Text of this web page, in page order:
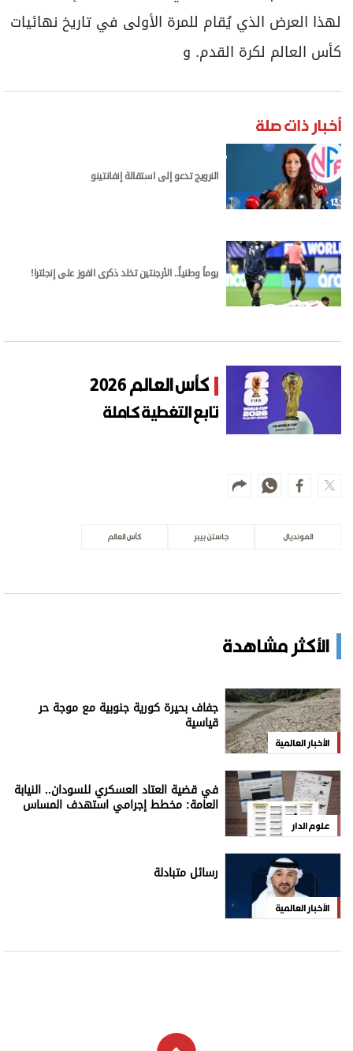
لهذا العرض الذي يُقام للمرة الأولى في تاريخ نهائيات
كأس العالم لكرة القدم. و
أخبار ذات صلة
النرويج تدعو إلى استقالة إنفانتينو
يوماً وطنياً.. الأرجنتين تخلد ذكرى الفوز على إنجلترا!
كأس العالم 2026
تابع التغطية كاملة
المونديال جاستن بيبر كأس العالم
الأكثر مشاهدة
الأخبار العالمية
جفاف بحيرة كورية جنوبية مع موجة حر
قياسية
علوم الدار
في قضية العتاد العسكري للسودان.. النيابة
العامة: مخطط إجرامي استهدف المساس
الأخبار العالمية
رسائل متبادلة